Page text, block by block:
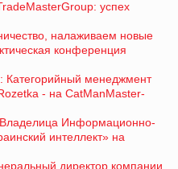
успех
налаживаем новые
конференция
Категорийный менеджмент
- на CatManMaster-
Информационно-
интеллект» на
директор компании